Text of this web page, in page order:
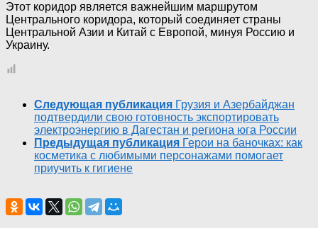
Этот коридор является важнейшим маршрутом
Центрального коридора, который соединяет страны
Центральной Азии и Китай с Европой, минуя Россию и
Украину.
Следующая публикация Грузия и Азербайджан
подтвердили свою готовность экспортировать
электроэнергию в Дагестан и региона юга России
Предыдущая публикация Герои на баночках: как
косметика с любимыми персонажами помогает
приучить к гигиене